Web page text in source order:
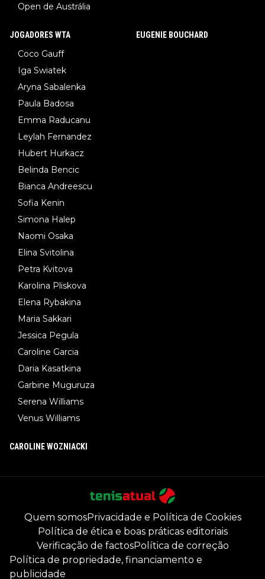
Open de Austrália
JOGADORES WTA
Coco Gauff
Iga Swiatek
Aryna Sabalenka
Paula Badosa
Emma Raducanu
Leylah Fernandez
Hubert Hurkacz
Belinda Bencic
Bianca Andreescu
Sofia Kenin
Simona Halep
Naomi Osaka
Elina Svitolina
Petra Kvitova
Karolina Pliskova
Elena Rybakina
Maria Sakkari
Jessica Pegula
Caroline Garcia
Daria Kasatkina
Garbine Muguruza
Serena Williams
Venus Williams
EUGENIE BOUCHARD
CAROLINE WOZNIACKI
Quem somosPrivacidade e Política de Cookies
Política de ética e boas práticas editoriais
Verificação de factosPolítica de correção
Política de propriedade, financiamento e
publicidade